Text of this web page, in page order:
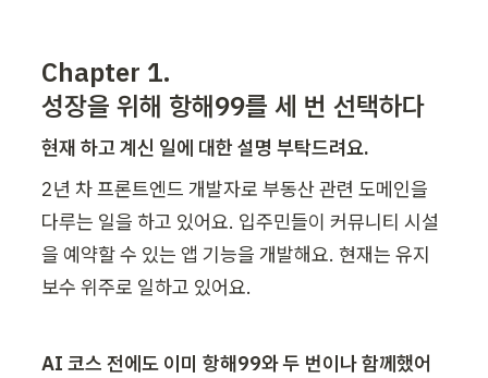
Chapter 1.
성장을 위해 항해99를 세 번 선택하다
현재 하고 계신 일에 대한 설명 부탁드려요.
2년 차 프론트엔드 개발자로 부동산 관련 도메인을
다루는 일을 하고 있어요. 입주민들이 커뮤니티 시설
을 예약할 수 있는 앱 기능을 개발해요. 현재는 유지
보수 위주로 일하고 있어요.
AI 코스 전에도 이미 항해99와 두 번이나 함께했어